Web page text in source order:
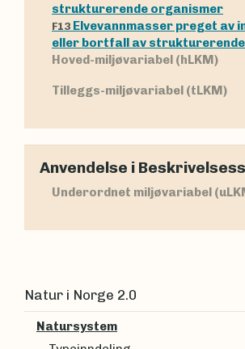
strukturerende organismer
F13 Elvevannmasser preget av
eller bortfall av
Hoved-miljøvariabel (hLKM)
Tilleggs-miljøvariabel (tLKM)
Anvendelse i
Underordnet miljøvariabel
Natur i Norge 2.0
Natursystem